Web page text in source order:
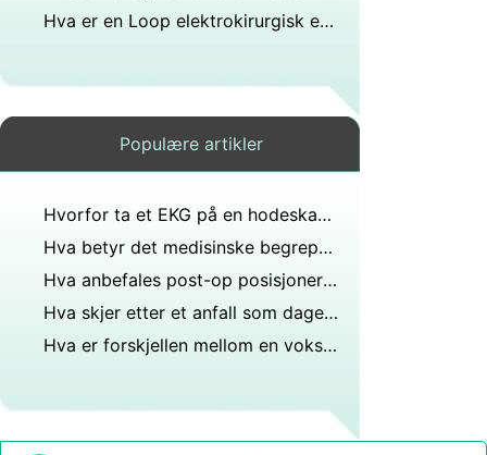
Hva er en Loop elektrokirurgisk eksisjonsprosedyre?
Populære artikler
Hvorfor ta et EKG på en hodeskadepasient?
Hva betyr det medisinske begrepet kirurgisk punktering av hjernen?
Hva anbefales post-op posisjonering etter lobektomi?
Hva skjer etter et anfall som dager etter?
Hva er forskjellen mellom en voksen og en nyfødt babyhodeskalle?